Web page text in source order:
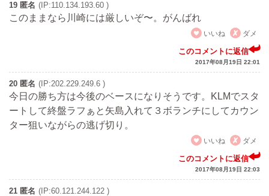
19 匿名 (IP:110.134.193.60 )
このままなら川崎には厳しいぞ〜。がんばれ
いいね
ダメ
このコメントに返信
2017年08月19日 22:01
20 匿名 (IP:202.229.249.6 )
今日の勝ち方は今後のベースになりそうです。KLMでスタ
ートして終盤ラフぁと矢島入れて３ボランチにしてカウン
ター狙いながらの逃げ切り。
いいね
ダメ
このコメントに返信
2017年08月19日 22:03
21 匿名 (IP:60.121.244.122 )